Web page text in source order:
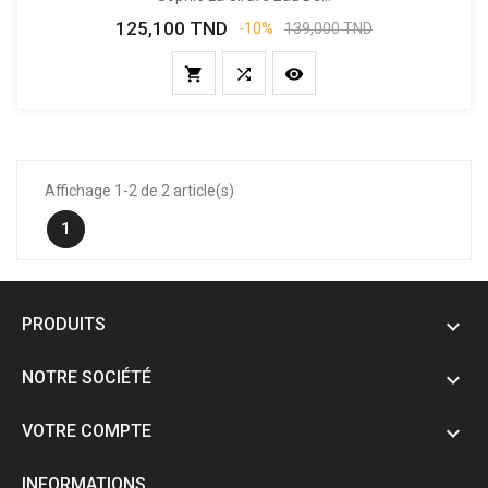
Prix
125,100 TND
Prix
-10% 139,000 TND
  
Affichage 1-2 de 2 article(s)
1
PRODUITS 
NOTRE SOCIÉTÉ 
VOTRE COMPTE 